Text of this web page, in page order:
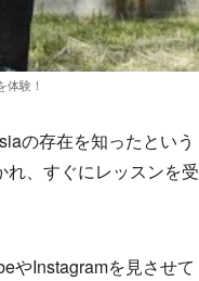
験！
の存在を知ったという
れ、すぐにレッスンを受
やInstagramを見させて